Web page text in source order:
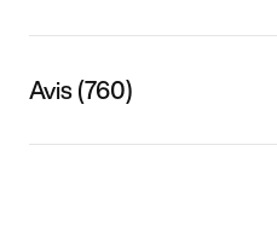
Avis (760)